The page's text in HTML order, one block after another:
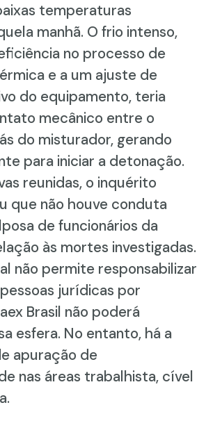
temperaturas
manhã. O frio intenso,
no processo de
e a um ajuste de
do equipamento, teria
mecânico entre o
do misturador, gerando
para iniciar a detonação.
reunidas, o inquérito
que não houve conduta
de funcionários da
às mortes investigadas.
não permite responsabilizar
jurídicas por
Brasil não poderá
esfera. No entanto, há a
apuração de
nas áreas trabalhista, cível